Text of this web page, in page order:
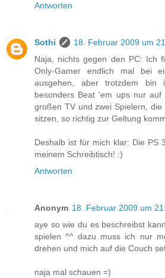
Antworten
Sothi
18. Februar 2009 um
Naja, nichts gegen den PC: Ich
Only-Gamer endlich mal bei
ausgehen, aber trotzdem bin
besonders Beat 'em ups nur auf
großen TV und zwei Spielern,
sitzen, so richtig zur Geltung
Deshalb ist für mich klar: Die PS
meinem Schreibtisch! :)
Antworten
Anonym 18. Februar 2009 um
aye so wie du es beschreibst
spielen ^^ dazu muss ich nur
drehen und mich auf die Couch
naja mal schauen =)